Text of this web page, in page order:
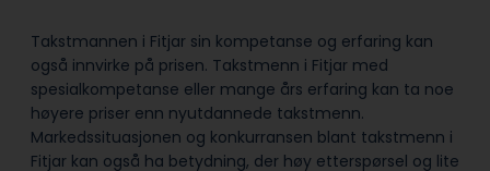
Takstmannen i Fitjar sin kompetanse og erfaring kan
også innvirke på prisen. Takstmenn i Fitjar med
spesialkompetanse eller mange års erfaring kan ta noe
høyere priser enn nyutdannede takstmenn.
Markedssituasjonen og konkurransen blant takstmenn i
Fitjar kan også ha betydning, der høy etterspørsel og lite